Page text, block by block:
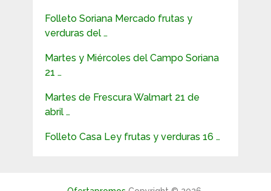
Folleto Soriana Mercado frutas y
verduras del …
Martes y Miércoles del Campo Soriana
21 …
Martes de Frescura Walmart 21 de
abril …
Folleto Casa Ley frutas y verduras 16 …